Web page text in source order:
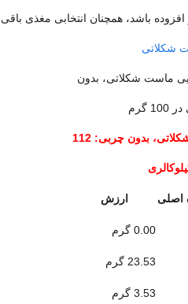
باشد، همچنان انتخابی مغذی باقی
شکلاتی
ماست شکلاتی، بدون
گرم
100 گرم ماست شکلاتی، بدون چربی: 112
اصلی ارزش
0.00 گرم
23.53 گرم
3.53 گرم